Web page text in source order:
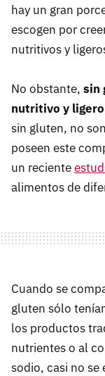
hay un gran
escogen por
nutritivos y
No obstante, sin
nutritivo y ligero
sin gluten, no
poseen este
un reciente
alimentos de
Cuando se
gluten sólo
los productos
nutrientes o al
sodio, casi no